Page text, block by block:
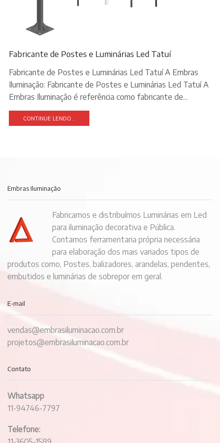
Fabricante de Postes e Luminárias Led Tatuí
Fabricante de Postes e Luminárias Led Tatuí A Embras
Iluminação: Fabricante de Postes e Luminárias Led Tatuí A
Embras Iluminação é referência como fabricante de...
CONTINUE LENDO...
Embras Iluminação
Fabricamos e distribuímos Luminárias em Led
para iluminação decorativa e Pública.
Contamos ferramentaria própria necessária
para elaboração dos mais variados tipos de
produtos como, Postes, balizadores, arandelas, pendentes,
embutidos e luminárias de sobrepor em geral.
E-mail
vendas@embrasiluminacao.com.br
projetos@embrasiluminacao.com.br
Contato
Whatsapp
11-94746-7797
Telefone: